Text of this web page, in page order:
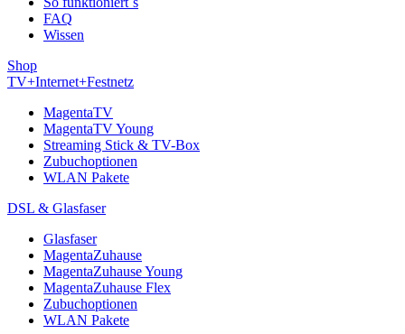
FAQ
Wissen
Shop
TV+Internet+Festnetz
MagentaTV
MagentaTV Young
Streaming Stick & TV-Box
Zubuchoptionen
WLAN Pakete
DSL & Glasfaser
Glasfaser
MagentaZuhause
MagentaZuhause Young
MagentaZuhause Flex
Zubuchoptionen
WLAN Pakete